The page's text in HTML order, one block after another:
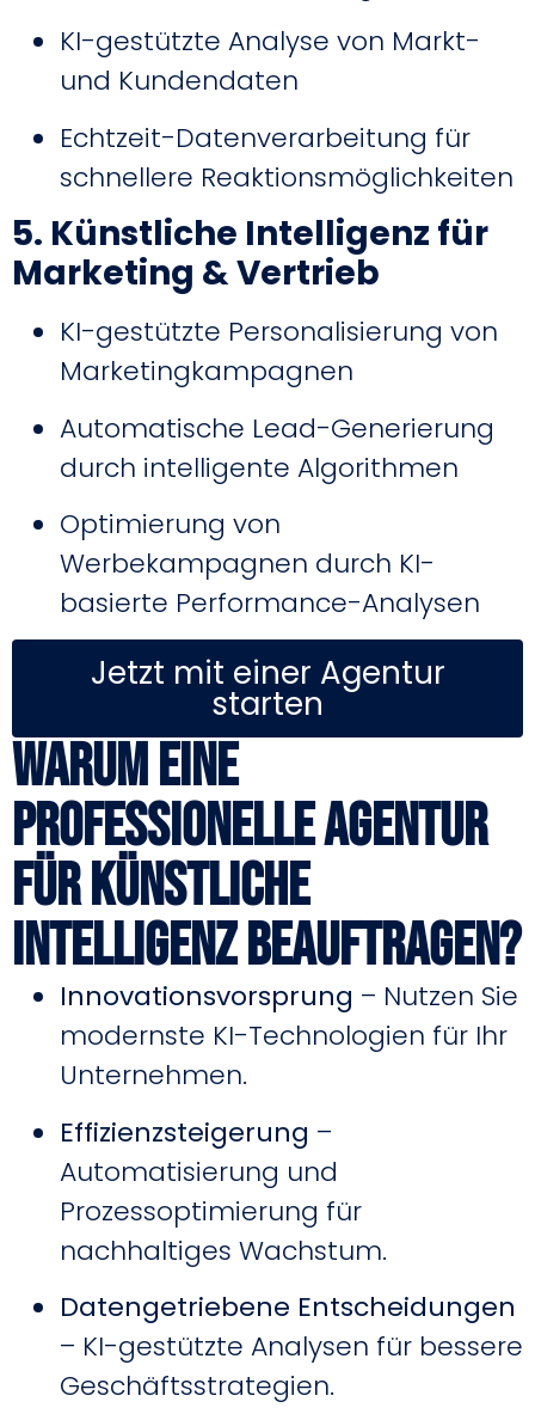
KI-gestützte Analyse von Markt-
und Kundendaten
Echtzeit-Datenverarbeitung für
schnellere Reaktionsmöglichkeiten
5. Künstliche Intelligenz für
Marketing & Vertrieb
KI-gestützte Personalisierung von
Marketingkampagnen
Automatische Lead-Generierung
durch intelligente Algorithmen
Optimierung von
Werbekampagnen durch KI-
basierte Performance-Analysen
Jetzt mit einer Agentur
starten
Warum eine
professionelle Agentur
für Künstliche
Intelligenz beauftragen?
Innovationsvorsprung – Nutzen Sie
modernste KI-Technologien für Ihr
Unternehmen.
Effizienzsteigerung –
Automatisierung und
Prozessoptimierung für
nachhaltiges Wachstum.
Datengetriebene Entscheidungen
– KI-gestützte Analysen für bessere
Geschäftsstrategien.